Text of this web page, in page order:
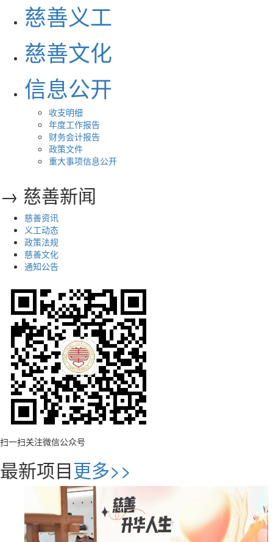
慈善义工
慈善文化
信息公开
收支明细
年度工作报告
财务会计报告
政策文件
重大事项信息公开
→ 慈善新闻
慈善资讯
义工动态
政策法规
慈善文化
通知公告
扫一扫关注微信公众号
最新项目更多>>